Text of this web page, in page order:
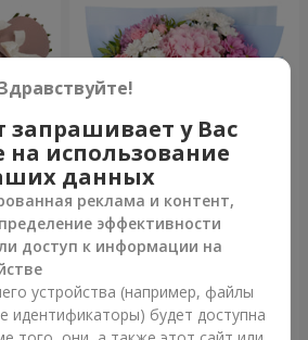
Романтический букет
"Небеса"
Заказать
запрашивает у Вас
на использование
данных
реклама и контент,
эффективности
доступ к информации на
устройства (например, файлы
идентификаторы) будет доступна